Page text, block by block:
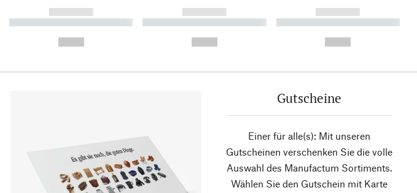
------------
----------- ----------- ----------
------------
----------- ----------- ----------
------------
----------- ----------- ----------
Gutscheine
Einer für alle(s): Mit unseren
Gutscheinen verschenken Sie die volle
Auswahl des Manufactum Sortiments.
Wählen Sie den Gutschein mit Karte